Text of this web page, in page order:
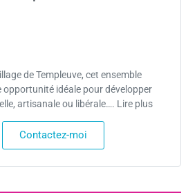
de Templeuve, cet ensemble
idéale pour développer
artisanale ou libérale…. Lire plus
Contactez-moi